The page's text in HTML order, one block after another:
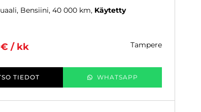
Bensiini, 40 000 km Käytetty
€ / kk
tampere
TIEDOT WHATSAPP